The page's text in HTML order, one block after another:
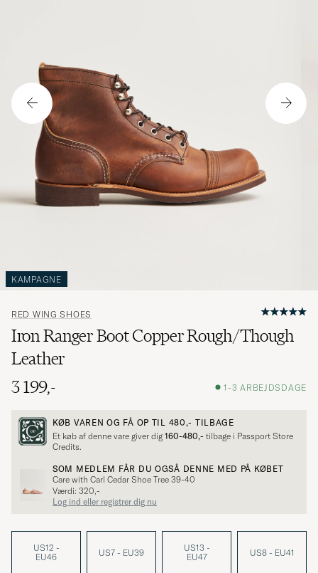
KAMPAGNE
RED WING SHOES
Iron Ranger Boot Copper Rough/Though
Leather
3 199,-
1-3 ARBEJDSDAGE
KØB VAREN OG FÅ OP TIL 480,- TILBAGE
Et køb af denne vare giver dig 160-480,- tilbage i Passport Store
Credits.
SOM MEDLEM FÅR DU OGSÅ DENNE MED PÅ KØBET
Care with Carl Cedar Shoe Tree 39-40
Værdi: 320,-
Log ind eller registrer dig nu
US12 -
EU46
US7 - EU39
US13 -
EU47
US8 - EU41